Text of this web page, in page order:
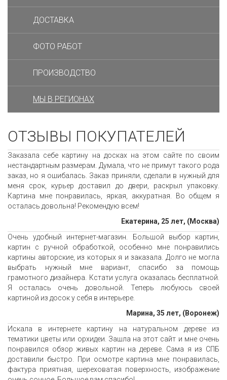
ДОСТАВКА
ФОТО РАБОТ
ПРОИЗВОДСТВО
МЫ В РЕГИОНАХ
ОТЗЫВЫ ПОКУПАТЕЛЕЙ
Заказала себе картину на досках на этом сайте по своим
нестандартным размерам. Думала, что не примут такого рода
заказ, но я ошибалась. Заказ приняли, сделали в нужный для
меня срок, курьер доставил до двери, раскрыл упаковку.
Картина мне понравилась, яркая, аккуратная. Во общем я
осталась довольна! Рекомендую всем!
Екатерина, 25 лет, (Москва)
Очень удобный интернет-магазин. Большой выбор картин,
картин с ручной обработкой, особенно мне понравились
картины авторские, из которых я и заказала. Долго не могла
выбрать нужный мне вариант, спасибо за помощь
грамотного дизайнера. Кстати услуга оказалась бесплатной.
Я осталась очень довольной. Теперь любуюсь своей
картиной из досок у себя в интерьере.
Марина, 35 лет, (Воронеж)
Искала в интернете картину на натуральном дереве из
тематики цветы или орхидеи. Зашла на этот сайт и мне очень
понравился обзор живых картин на дереве. Сама я из СПБ
доставили быстро. При осмотре картина мне понравилась,
фактура приятная, шереховатая поверхность, изображение